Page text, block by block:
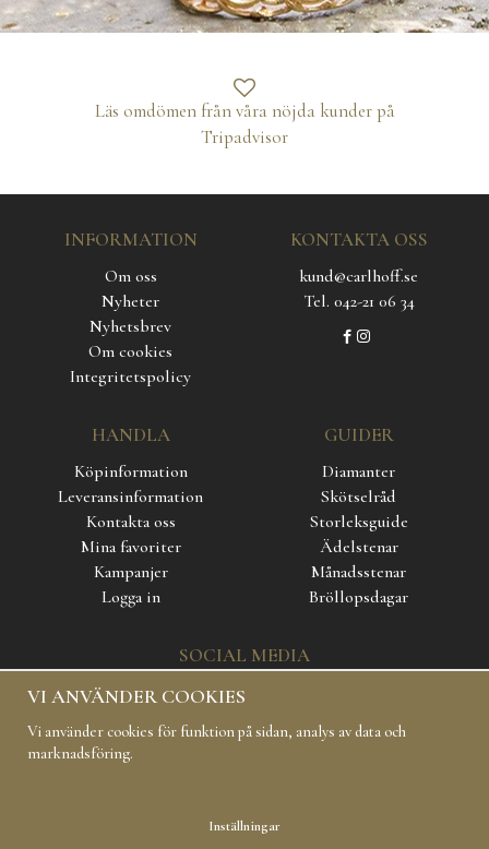
Läs omdömen från våra nöjda kunder på
Tripadvisor
INFORMATION
Om oss
Nyheter
Nyhetsbrev
Om cookies
Integritetspolicy
KONTAKTA OSS
kund@carlhoff.se
Tel. 042-21 06 34
HANDLA
Köpinformation
Leveransinformation
Kontakta oss
Mina favoriter
Kampanjer
Logga in
GUIDER
Diamanter
Skötselråd
Storleksguide
Ädelstenar
Månadsstenar
Bröllopsdagar
SOCIAL MEDIA
VI ANVÄNDER COOKIES
Vi använder cookies för funktion på sidan, analys av data och
marknadsföring.
Inställningar